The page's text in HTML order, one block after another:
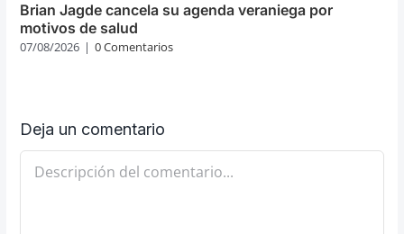
Brian Jagde cancela su agenda veraniega por
motivos de salud
07/08/2026 | 0 Comentarios
Deja un comentario
Comentario